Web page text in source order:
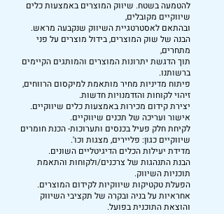
להטמעה בשטח. שיווק המוצרים באמצעות כלים
שיווקיים מקובלים,
ובהתאם לאסטרטגיית השיווק שנקבעה מראש.
הבנה של שוק המוצרים, בידול מוצרים על פני
מתחרים,
תוך הדגשת יתרונות המוצרים והמותגים הקיימים
ברשותנו.
פיתוח מדיניות מחיר מותאמת למיקסום הרווחים,
זיהוי לקוחות והזדמנויות חדשות.
יצירת קידום מכירות באמצעות כלים שיווקיים.
אישור ועריכה של תכנים שיווקיים.
לקיחת חלק פעיל בכנסים ותערוכות- הכנת חומרים
שיווקיים כגון: פליירים, מצגות וכו'.
מדידת יעילות הכלים הדיגיטליים השונים.
הבנת התנהגות של צרכנים/ולקוחות והתאמת
תוכניות השיווק.
הפעלת טקטיקות שיווקיות לקידום המוצרים.
אחראיות על בניה ובקרה של תקציבי השיווק
והוצאת התוכנית בפועל.